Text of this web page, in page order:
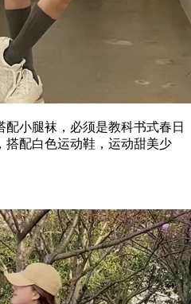
小腿袜，必须是教科书式春日
搭配白色运动鞋，运动甜美少